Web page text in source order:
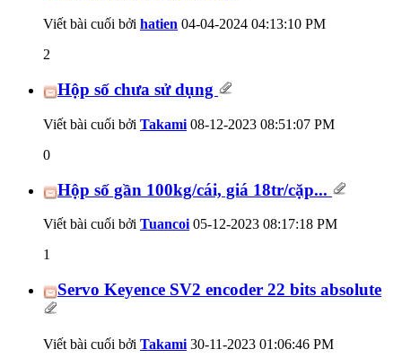
Viết bài cuối bởi hatien 04-04-2024 04:13:10 PM
2
Hộp số chưa sử dụng
Viết bài cuối bởi Takami 08-12-2023 08:51:07 PM
0
Hộp số gần 100kg/cái, giá 18tr/cặp...
Viết bài cuối bởi Tuancoi 05-12-2023 08:17:18 PM
1
Servo Keyence SV2 encoder 22 bits absolute
Viết bài cuối bởi Takami 30-11-2023 01:06:46 PM